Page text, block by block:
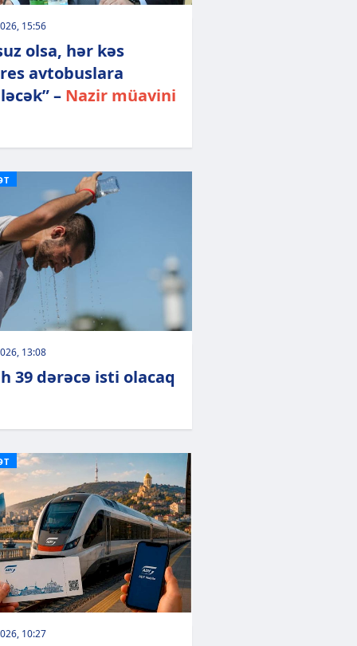
15:56
olsa, hər kəs
avtobuslara
– Nazir müavini
13:08
39 dərəcə isti olacaq
10:27